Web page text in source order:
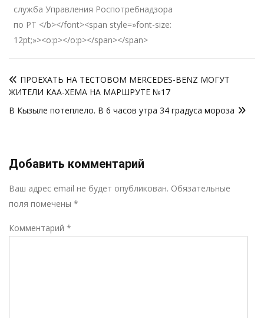
служба Управления Роспотребнадзора
по РТ </b></font><span style=»font-size:
12pt;»><o:p></o:p></span></span>
по
записям
ПРОЕХАТЬ НА ТЕСТОВОМ MERCEDES-BENZ МОГУТ
ЖИТЕЛИ КАА-ХЕМА НА МАРШРУТЕ №17
В Кызыле потеплело. В 6 часов утра 34 градуса мороза
Добавить комментарий
Ваш адрес email не будет опубликован. Обязательные
поля помечены *
Комментарий *